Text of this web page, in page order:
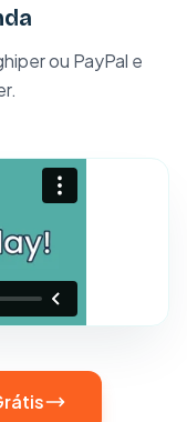
ou PayPal e